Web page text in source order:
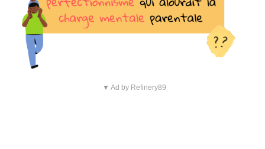
▼ Ad by Refinery89